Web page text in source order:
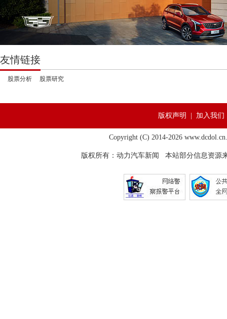
友情链接
股票分析 股票研究
版权声明 | 加入我
Copyright (C) 2014-2026
版权所有： 动力汽车新闻 本站部分信息资源